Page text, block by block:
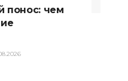
понос: чем